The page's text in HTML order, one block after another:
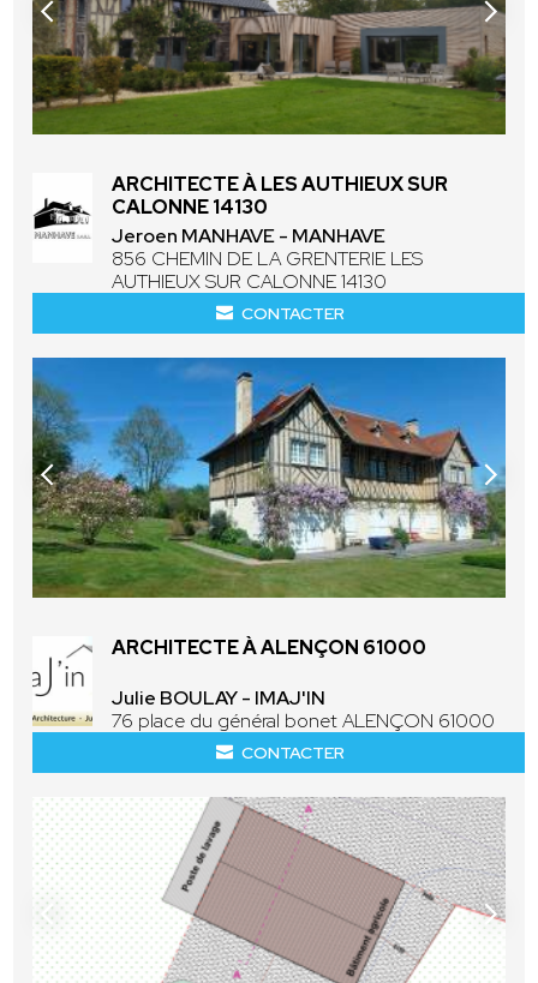
ARCHITECTE À LES AUTHIEUX SUR
CALONNE 14130
Jeroen MANHAVE - MANHAVE
856 CHEMIN DE LA GRENTERIE LES
AUTHIEUX SUR CALONNE 14130
CONTACTER
ARCHITECTE À ALENÇON 61000
Julie BOULAY - IMAJ'IN
76 place du général bonet ALENÇON 61000
CONTACTER